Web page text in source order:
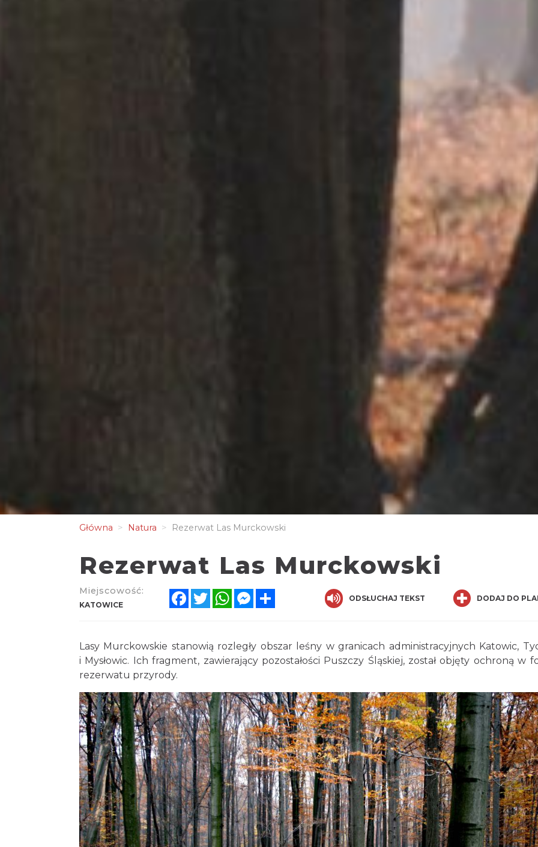
Główna Natura Rezerwat Las Murckowski
Rezerwat Las Murckowski
Miejscowość:
KATOWICE
FacebookTwitterWhatsAppMessenger ODSŁUCHAJ TEKST DODAJ DO
Lasy Murckowskie stanowią rozległy obszar leśny w granicach administracyjnych Katowic,
i Mysłowic. Ich fragment, zawierający pozostałości Puszczy Śląskiej, został objęty ochroną w
rezerwatu przyrody.